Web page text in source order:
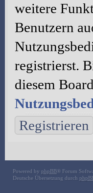
weitere
Benutzern
registrierst.
diesem
Registrieren
Powered by phpBB® Forum
Deutsche Übersetzung durch